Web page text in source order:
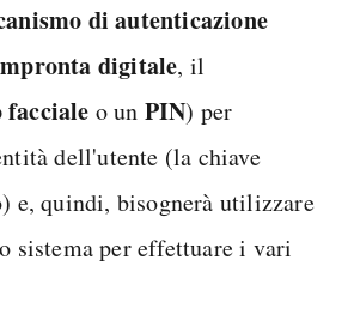
di autenticazione
digitale, il
o un PIN) per
dell'utente (la chiave
e, quindi, bisognerà utilizzare
sistema per effettuare i vari